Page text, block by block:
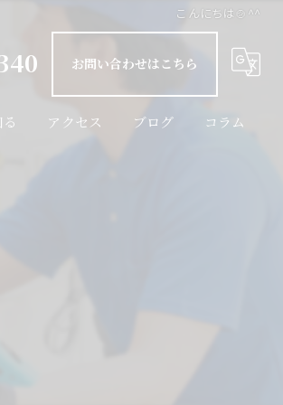
こんにちは🍲^^
お問い合わせはこちら
アクセス ブログ コラム